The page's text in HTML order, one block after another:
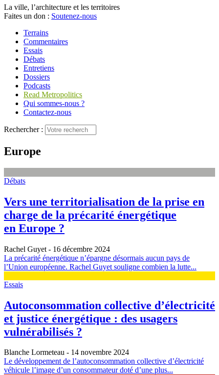
La ville, l’architecture et les territoires
Faites un don : Soutenez-nous
Terrains
Commentaires
Essais
Débats
Entretiens
Dossiers
Podcasts
Read Metropolitics
Qui sommes-nous ?
Contactez-nous
Rechercher :
Europe
Débats
Vers une territorialisation de la prise en
charge de la précarité énergétique
en Europe ?
Rachel Guyet - 16 décembre 2024
La précarité énergétique n’épargne désormais aucun pays de
l’Union européenne. Rachel Guyet souligne combien la lutte...
Essais
Autoconsommation collective d’électricité
et justice énergétique : des usagers
vulnérabilisés ?
Blanche Lormeteau - 14 novembre 2024
Le développement de l’autoconsommation collective d’électricité
véhicule l’image d’un consommateur doté d’une plus...